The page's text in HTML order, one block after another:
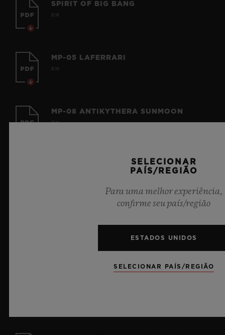
SPIRIT OF BIG BANG
MP-05 LAFERRARI
MP-08 ANTIKYTHERA SUNMOON
EN
MP-09 TOURBILLON BI-AXIS
MP-15 TAKASHI MURAKAMI
SELECIONAR
PAÍS/REGIÃO
Para uma melhor experiência,
confirme seu país/região
ESTADOS UNIDOS
SELECIONAR PAÍS/REGIÃO